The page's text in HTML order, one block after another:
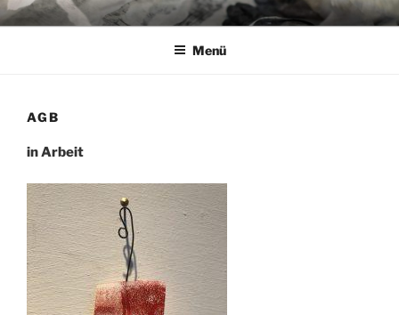
Zum
InhaltKUNSTFRIED ATELIER
FRIEDERIKE THOMASCHKI
Menü
AGB
in Arbeit